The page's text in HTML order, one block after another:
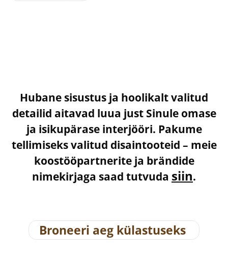
Hubane sisustus ja hoolikalt valitud
detailid aitavad luua just Sinule omase
ja isikupärase interjööri. Pakume
tellimiseks valitud disaintooteid – meie
koostööpartnerite ja brändide
nimekirjaga saad tutvuda siin.
Broneeri aeg külastuseks